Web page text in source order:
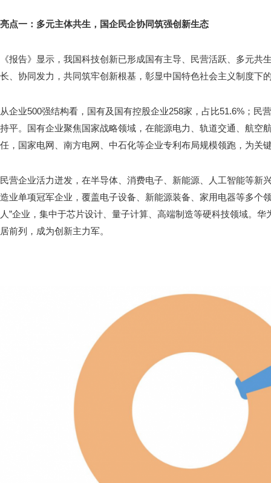
亮点一：多元主体共生，国企民企协同筑强创新生态
《报告》显示，我国科技创新已形成国有主导、民营活跃、多元共
长、协同发力，共同筑牢创新根基，彰显中国特色社会主义制度下
从企业500强结构看，国有及国有控股企业258家，占比51.6%；民
持平。国有企业聚焦国家战略领域，在能源电力、轨道交通、航空
任，国家电网、南方电网、中石化等企业专利布局规模领跑，为关
民营企业活力迸发，在半导体、消费电子、新能源、人工智能等新
造业单项冠军企业，覆盖电子设备、新能源装备、家用电器等多个
人”企业，集中于芯片设计、量子计算、高端制造等硬科技领域。
居前列，成为创新主力军。